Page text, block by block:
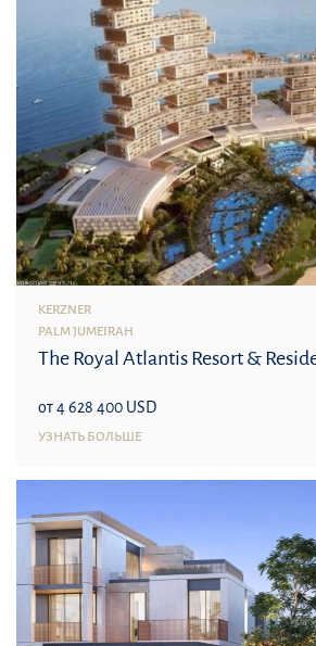
KERZNER
PALM JUMEIRAH
The Royal Atlantis Resort &
от 4 628 400 USD
УЗНАТЬ БОЛЬШЕ